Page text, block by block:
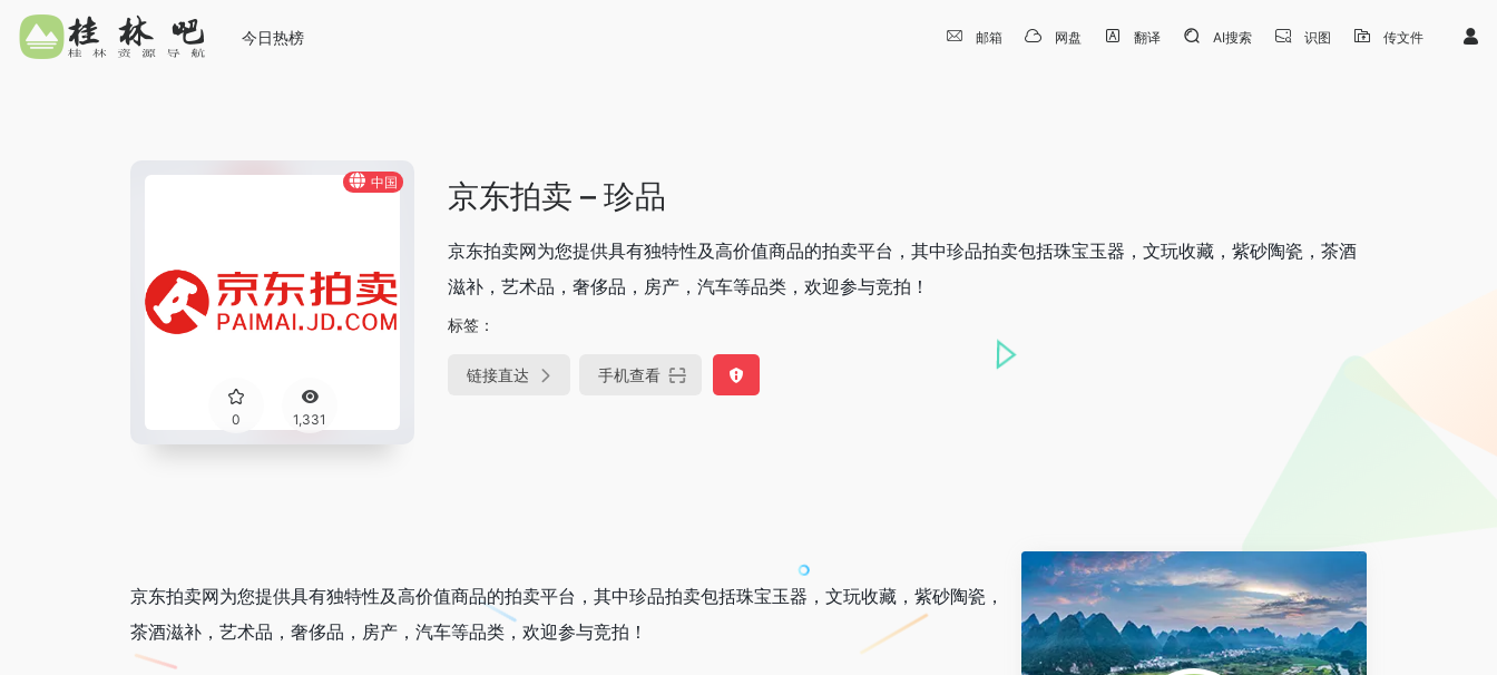
今日热榜 邮箱 网盘 翻译 AI搜索 识图 传文件
中国
0 1,331
京东拍卖 – 珍品
京东拍卖网为您提供具有独特性及高价值商品的拍卖平台，其中珍品拍卖包括珠宝玉器，文玩收藏，紫砂陶瓷，茶酒
滋补，艺术品，奢侈品，房产，汽车等品类，欢迎参与竞拍！
标签：
链接直达 手机查看
京东拍卖网为您提供具有独特性及高价值商品的拍卖平台，其中珍品拍卖包括珠宝玉器，文玩收藏，紫砂陶瓷，
茶酒滋补，艺术品，奢侈品，房产，汽车等品类，欢迎参与竞拍！